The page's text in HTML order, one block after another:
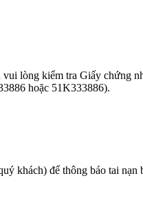
lòng kiểm tra Giấy chứng
hoặc 51K333886).
khách) để thông báo tai nạn